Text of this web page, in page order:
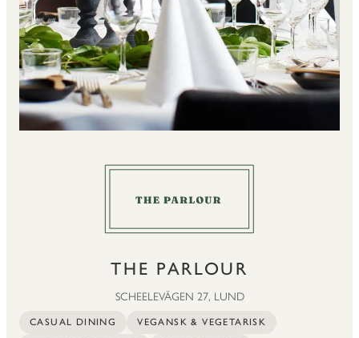
THE PARLOUR
SCHEELEVÄGEN 27, LUND
CASUAL DINING VEGANSK & VEGETARISK